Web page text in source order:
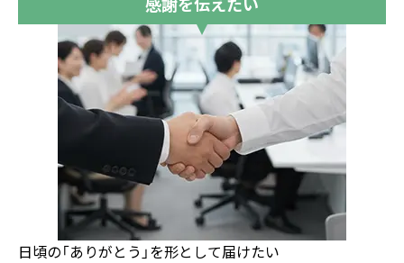
日頃の「ありがとう」を形として届けたい